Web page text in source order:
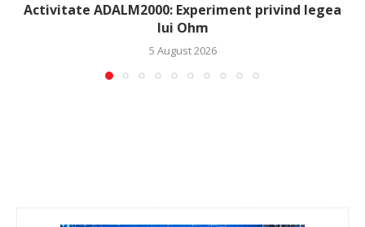
Activitate ADALM2000: Experiment privind legea
lui Ohm
5 August 2026